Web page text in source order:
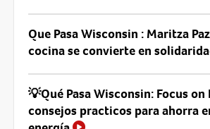
Que Pasa Wisconsin : Maritza
cocina se convierte en
💡Qué Pasa Wisconsin: Focus
consejos practicos para ahorra